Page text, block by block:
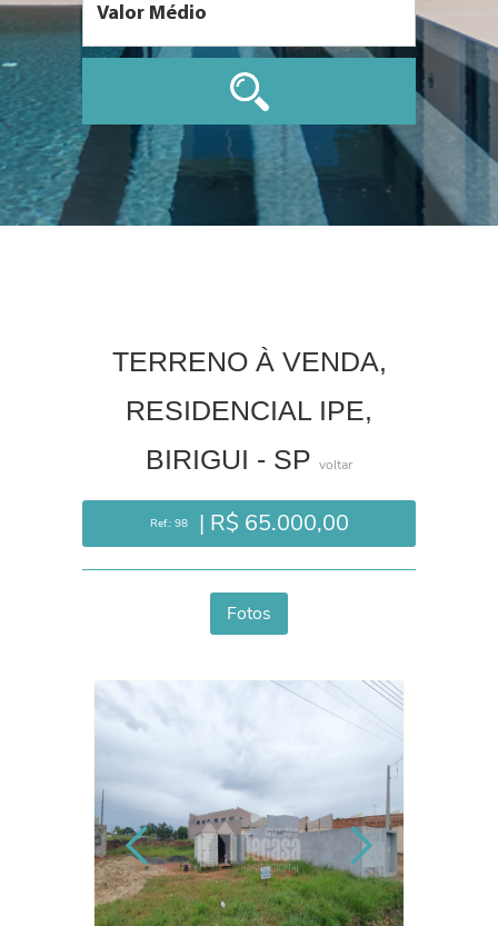
TERRENO À VENDA,
RESIDENCIAL IPE,
BIRIGUI - SP voltar
Ref.: 98 | R$ 65.000,00
Fotos